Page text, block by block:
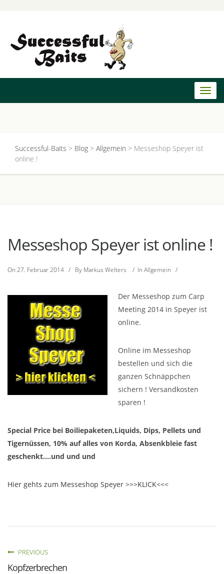
Successful-Baits > Blog > Allgemein > Messeshop Speyer ist
online !
Messeshop Speyer ist online !
On 27. Februar 2014 / By Markus Welters / In Allgemein /
Der Messeshop zum Carp
Meeting 2014 in Speyer ist
online.
Online im Messeshop
bestellen und sich die
ganzen Schnäppchen
sichern ! Versandkosten
sparen !
Special Price bei Boiliepaketen,Liquids, Dips, Pellets und
Tigernüssen, 10% auf alles von Korda, Absenkbleie fast
geschenkt….und und und
Hier gehts zum Messeshop Speyer >>>KLICK<<<
PREVIOUS
Kopfzerbrechen